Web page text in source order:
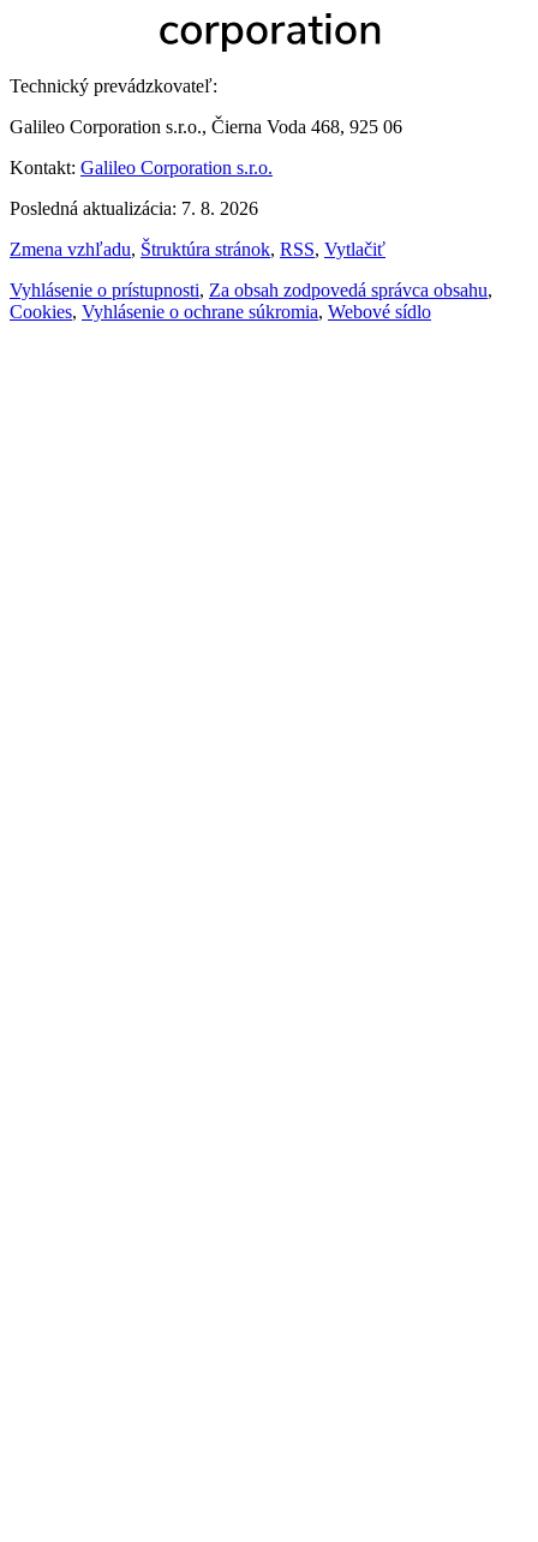
Technický prevádzkovateľ:
Galileo Corporation s.r.o., Čierna Voda 468, 925 06
Kontakt: Galileo Corporation s.r.o.
Posledná aktualizácia: 7. 8. 2026
Zmena vzhľadu, Štruktúra stránok, RSS, Vytlačiť
Vyhlásenie o prístupnosti, Za obsah zodpovedá správca obsahu,
Cookies, Vyhlásenie o ochrane súkromia, Webové sídlo